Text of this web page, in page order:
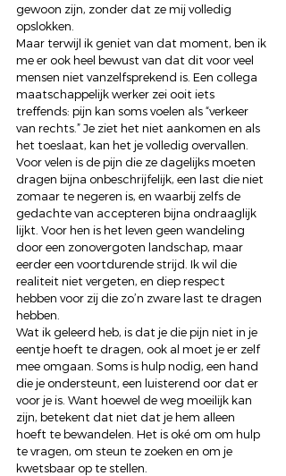
gewoon zijn, zonder dat ze mij volledig
opslokken.
Maar terwijl ik geniet van dat moment, ben ik
me er ook heel bewust van dat dit voor veel
mensen niet vanzelfsprekend is. Een collega
maatschappelijk werker zei ooit iets
treffends: pijn kan soms voelen als “verkeer
van rechts.” Je ziet het niet aankomen en als
het toeslaat, kan het je volledig overvallen.
Voor velen is de pijn die ze dagelijks moeten
dragen bijna onbeschrijfelijk, een last die niet
zomaar te negeren is, en waarbij zelfs de
gedachte van accepteren bijna ondraaglijk
lijkt. Voor hen is het leven geen wandeling
door een zonovergoten landschap, maar
eerder een voortdurende strijd. Ik wil die
realiteit niet vergeten, en diep respect
hebben voor zij die zo’n zware last te dragen
hebben.
Wat ik geleerd heb, is dat je die pijn niet in je
eentje hoeft te dragen, ook al moet je er zelf
mee omgaan. Soms is hulp nodig, een hand
die je ondersteunt, een luisterend oor dat er
voor je is. Want hoewel de weg moeilijk kan
zijn, betekent dat niet dat je hem alleen
hoeft te bewandelen. Het is oké om om hulp
te vragen, om steun te zoeken en om je
kwetsbaar op te stellen.